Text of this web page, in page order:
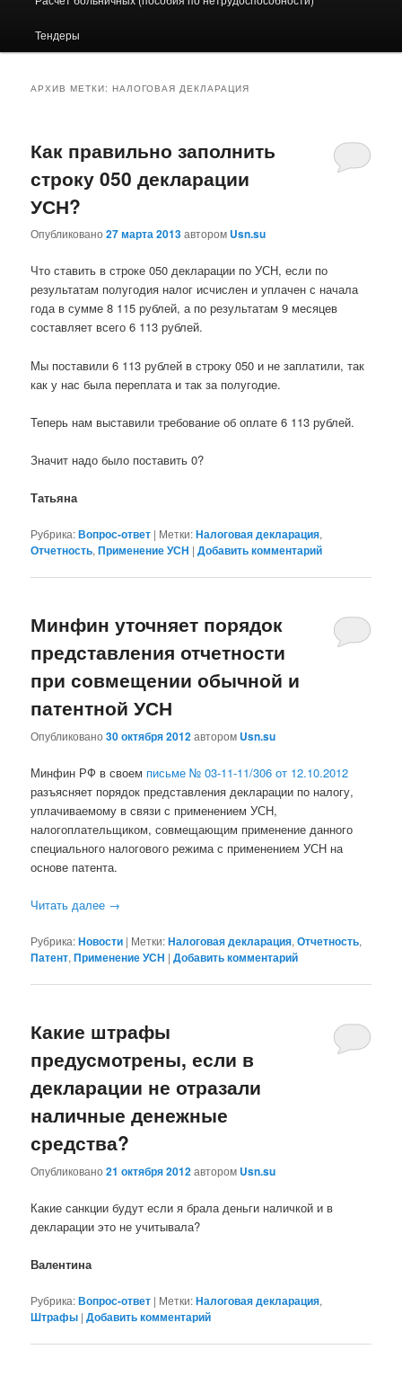
Тендеры
АРХИВ МЕТКИ:НАЛОГОВАЯ ДЕКЛАРАЦИЯ
Как правильно заполнить
строку 050 декларации
УСН?
Опубликовано27 марта 2013автором Usn.su
Что ставить в строке 050 декларации по УСН, если по
результатам полугодия налог исчислен и уплачен с начала
года в сумме 8 115 рублей, а по результатам 9 месяцев
составляет всего 6 113 рублей.
Мы поставили 6 113 рублей в строку 050 и не заплатили, так
как у нас была переплата и так за полугодие.
Теперь нам выставили требование об оплате 6 113 рублей.
Значит надо было поставить 0?
Татьяна
Рубрика:Вопрос-ответ | Метки:Налоговая декларация,
Отчетность,Применение УСН |Добавить комментарий
Минфин уточняет порядок
представления отчетности
при совмещении обычной и
патентной УСН
Опубликовано30 октября 2012автором Usn.su
Минфин РФ в своем письме № 03-11-11/306 от 12.10.2012
разъясняет порядок представления декларации по налогу,
уплачиваемому в связи с применением УСН,
налогоплательщиком, совмещающим применение данного
специального налогового режима с применением УСН на
основе патента.
Читать далее →
Рубрика:Новости | Метки:Налоговая декларация,Отчетность,
Патент,Применение УСН |Добавить комментарий
Какие штрафы
предусмотрены, если в
декларации не отразали
наличные денежные
средства?
Опубликовано21 октября 2012автором Usn.su
Какие санкции будут если я брала деньги наличкой и в
декларации это не учитывала?
Валентина
Рубрика:Вопрос-ответ | Метки:Налоговая декларация,
Штрафы |Добавить комментарий